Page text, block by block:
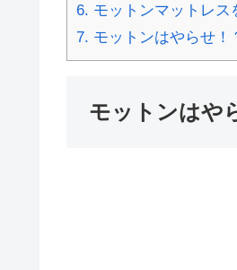
6. モットンマットレス
7. モットンはやらせ
モットンはや